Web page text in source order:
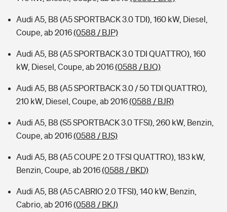
Audi A5, B8 (A5 SPORTBACK 3.0 TDI), 160 kW, Diesel,
Coupe, ab 2016(0588 / BJP)
Audi A5, B8 (A5 SPORTBACK 3.0 TDI QUATTRO), 160
kW, Diesel, Coupe, ab 2016(0588 / BJQ)
Audi A5, B8 (A5 SPORTBACK 3.0 / 50 TDI QUATTRO),
210 kW, Diesel, Coupe, ab 2016(0588 / BJR)
Audi A5, B8 (S5 SPORTBACK 3.0 TFSI), 260 kW, Benzin,
Coupe, ab 2016(0588 / BJS)
Audi A5, B8 (A5 COUPE 2.0 TFSI QUATTRO), 183 kW,
Benzin, Coupe, ab 2016(0588 / BKD)
Audi A5, B8 (A5 CABRIO 2.0 TFSI), 140 kW, Benzin,
Cabrio, ab 2016(0588 / BKJ)